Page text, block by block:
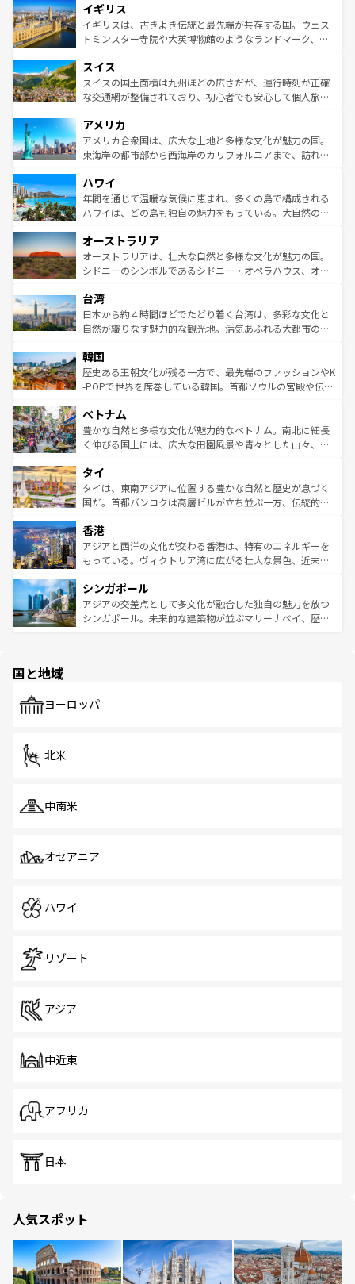
いる。シャンパンの発祥地であるランス、プロヴァンスの
香り高いラベンダー畑など、多彩な楽しみ方が可能だ。さ
らに、パリ以外の地域にも魅力が溢れており、どの街角に
れる地方に足を運ぶとそれぞれで全く異なる文化を体験で
きるだろう。 なお、新着のフランス情報はコンテンツ一覧
を参照してほしい。
顔を持つこの国は、どこを歩いても飽きることがない。ベ
ルリンの文化的活気、バイエルン州のアルプスの絶景、そ
してライン川沿いのワイン畑といった風景は必見。ビール
は、お酒好きな人にはぜひ体験してほしい。 なお、新着の
ドイツ情報はコンテンツ一覧を参照してほしい。
イギリス
イギリスは、古きよき伝統と最先端が共存する国。ウェス
トミンスター寺院や大英博物館のようなランドマーク、歴
リアごとに異なる魅力がある。また、優雅なアフタヌーン
ティー、ビール好きにはたまらない英国パブ、サッカー観
戦など、本場だからこそできる体験も豊富。イギリスを旅
ンツ一覧を参照してほしい。
スイス
スイスの国土面積は九州ほどの広さだが、運行時刻が正確
な交通網が整備されており、初心者でも安心して個人旅行
の建物がそのまま残る町や、スイスならではのユニークな
博物館もあり、アルプス観光だけでなく町歩きも満喫する
ことができる。国民の所得が高いため物価も高いが、旅行
ば市内交通費無料で観光を楽しむこともできる。 なお、新
着のスイス情報はコンテンツ一覧 を参照してほしい。
アメリカ
アメリカ合衆国は、広大な土地と多様な文化が魅力の国。
東海岸の都市部から西海岸のカリフォルニアまで、訪れる
のような巨大都市は、観光、ショッピング、エンターテイ
ンメントが詰まった刺激的なスポットだ。一方、アメリカ
西部には大自然が広がり、グランドキャニオンやイエロー
部のニューオーリンズでは、音楽と美食が融合した独特の
文化が魅力。旅行者はアメリカの各地域で異なる魅力を楽
しみながら、その多様性と豊かな歴史を感じることができ
ならではの贅沢な旅のスタイルだ。 なお、新着のアメリカ
情報はコンテンツ一覧を参照してほしい。
ハワイ
年間を通じて温暖な気候に恵まれ、多くの島で構成される
ハワイは、どの島も独自の魅力をもっている。大自然の神
ワイ島は見逃せない。また、定番の観光地といえばオアフ
島だが、静かな自然を求めるならマウイ島やカウアイ島が
おすすめ。エメラルドグリーンに輝く海をはじめ、豊かな
れるおもてなしの心で訪れる人々を迎えてくれるハワイの
人々、おいしいローカルフードやハワイアンミュージッ
ク、伝統的なフラダンスなど、すべてがハワイの魅力を彩
ワイを、存分に味わってほしい。 なお、新着のハワイ情報
はコンテンツ一覧を参照してほしい。
オーストラリア
オーストラリアは、壮大な自然と多様な文化が魅力の国。
シドニーのシンボルであるシドニー・オペラハウス、オー
リアリーフや大陸中央部にそびえるウルル（エアーズロッ
ク）、タスマニアの美しい原生林やケアンズの熱帯雨林な
ど、見どころがたくさん。また、カフェやワイン、オージ
いる。アクティビティも充実しており、サーフィンやダイ
ビング、ハイキングなど、アウトドア好きにはたまらな
い。オーストラリアの多彩な魅力を存分に味わいつくそ
参照してほしい。
台湾
日本から約４時間ほどでたどり着く台湾は、多彩な文化と
自然が織りなす魅力的な観光地。活気あふれる大都市の台
ン）、静ひつな山岳地帯である台湾東部など、都市の喧騒
と山間の静けさが共存しており、訪れる人に新しい発見と
驚きをもたらしてくれる。また、奥深い台湾の食文化も魅
容にもいいと評判のスイーツなど、バラエティ豊かな料理
が味わえる。 なお、新着の台湾情報は コンテンツ一覧を参
照してほしい。
韓国
歴史ある王朝文化が残る一方で、最先端のファッションやK
-POPで世界を席巻している韓国。首都ソウルの宮殿や伝統
き、地方に足を延ばせば四季折々の自然美を楽しむことが
できる。そして、キムチや焼肉、絶品のストリートフード
まで、さまざまな韓国料理が待っている。夜には、韓国な
リティに包まれながら、韓国の多彩な魅力を心ゆくまで味
わってみてほしい。 なお、新着の韓国情報はコンテンツ一
覧を参照してほしい。
ベトナム
豊かな自然と多様な文化が魅力的なベトナム。南北に細長
く伸びる国土には、広大な田園風景や青々とした山々、世
急速な発展と共に伝統が息づく。ハノイの古い町並みやホ
ーチミン市のフランス統治時代の建物も、独特の雰囲気を
醸し出している。また、バラエティの豊かさとおいしさで
とつ。フォーやバインミー、ベトナムコーヒーなどは、ぜ
ひ現地で味わいたい。どの地域を訪れてもあたたかい人々
が旅行者を迎えてくれるので、きっと忘れられない旅にな
参照してほしい。
タイ
タイは、東南アジアに位置する豊かな自然と歴史が息づく
国だ。首都バンコクは高層ビルが立ち並ぶ一方、伝統的な
の活気が交差している。北部ではチェンマイなどの山岳地
帯で自然と触れ合い、南部ではプーケットやクラビの美し
いビーチでリゾート気分を楽しむことができる。タイ料理
激する。気候は一年中温暖で、どの季節にも異なる楽しみ
が待っている。親しみやすいタイの人々、仏教を中心とし
た文化、そして多様な観光資源が、訪れる旅人を魅了し続
香港
アジアと西洋の文化が交わる香港は、特有のエネルギーを
もっている。ヴィクトリア湾に広がる壮大な景色、近未来
み、どこを訪れても感動するはず。観光スポットが密集し
ており、効率よく見どころを回れるのも魅力。息をのむよ
うな絶景から文化的な体験まで、香港を存分に楽しみ尽く
シンガポール
アジアの交差点として多文化が融合した独自の魅力を放つ
シンガポール。未来的な建築物が並ぶマリーナベイ、歴史
で、ホーカーズは地元の風情を楽しめる外せないスポット
国と地域
ヨーロッパ
北米
中南米
オセアニア
ハワイ
リゾート
アジア
中近東
アフリカ
日本
人気スポット